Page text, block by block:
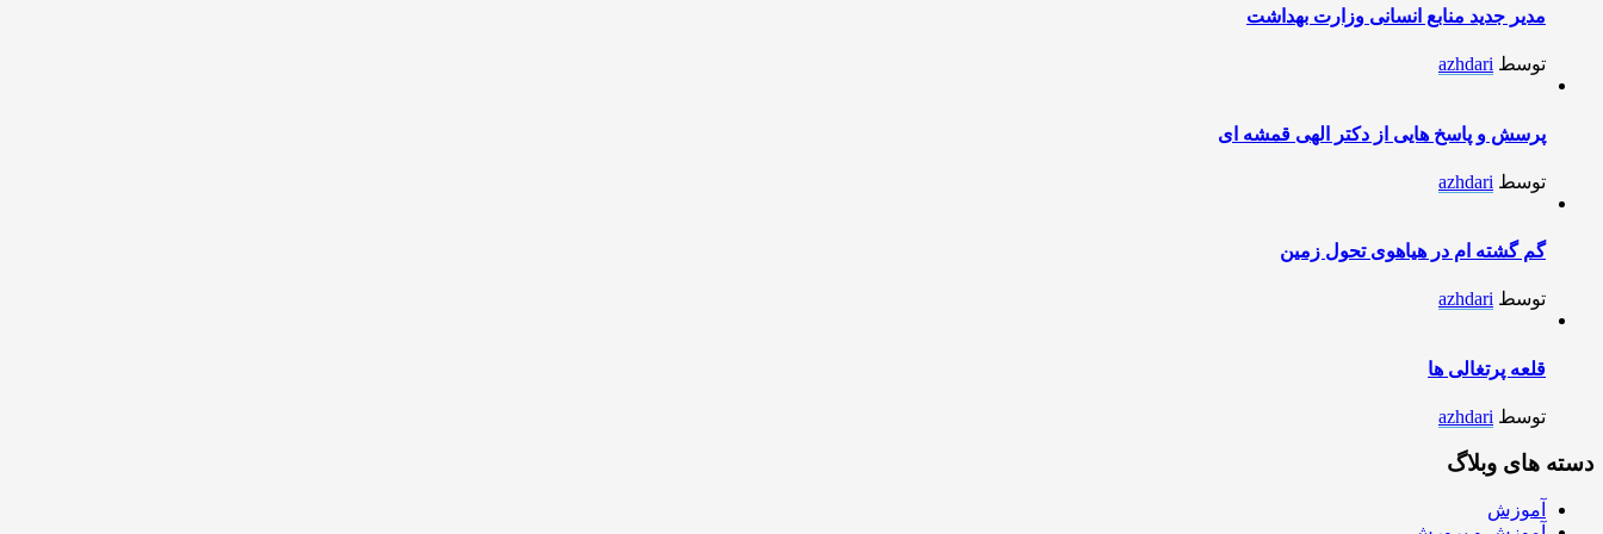
مدیر جدید منابع انسانی وزارت بهداشت
توسط azhdari
پرسش و پاسخ هایی از دکتر الهی قمشه ای
توسط azhdari
گم گشته ام در هیاهوی تحول زمین
توسط azhdari
قلعه پرتغالی ها
توسط azhdari
دسته های وبلاگ
آموزش